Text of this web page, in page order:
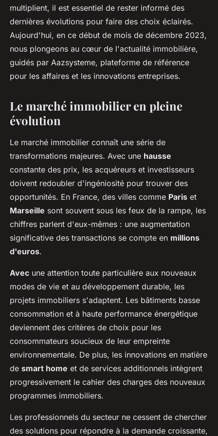
multiplient, il est essentiel de rester informé des
dernières évolutions pour faire des choix éclairés.
Aujourd'hui, en ce début de mois de décembre 2023,
nous plongeons au cœur de l'actualité immobilière,
guidés par Aazsysteme, plateforme de référence
pour les affaires et les innovations entreprises.
Le marché immobilier en pleine
évolution
Le marché immobilier connaît une série de
transformations majeures. Avec une hausse
constante des prix, les acquéreurs et investisseurs
doivent redoubler d'ingéniosité pour trouver des
opportunités. En France, des villes comme Paris et
Marseille sont souvent sous les feux de la rampe, les
chiffres parlent d'eux-mêmes : une augmentation
significative des transactions se compte en millions
d'euros.
Avec une attention toute particulière aux nouveaux
modes de vie et au développement durable, les
projets immobiliers s'adaptent. Les bâtiments basse
consommation et à haute performance énergétique
deviennent des critères de choix pour les
consommateurs soucieux de leur empreinte
environnementale. De plus, les innovations en matière
de smart home et de services additionnels intègrent
progressivement le cahier des charges des nouveaux
programmes immobiliers.
Les professionnels du secteur ne cessent de chercher
des solutions pour répondre à la demande croissante,